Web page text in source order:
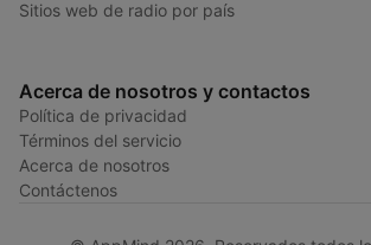
Sitios web de radio por país
Acerca de nosotros y contactos
Política de privacidad
Términos del servicio
Acerca de nosotros
Contáctenos